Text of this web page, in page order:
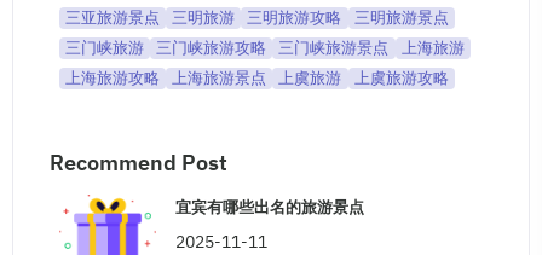
三亚旅游景点
三明旅游 三明旅游攻略
三明旅游景点
三门峡旅游
三门峡旅游攻略 三门峡旅游景点
上海旅游
上海旅游攻略
上海旅游景点 上虞旅游 上虞旅游攻略
Recommend Post
宜宾有哪些出名的旅游景点
2025-11-11